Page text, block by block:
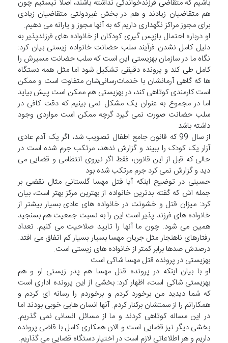
باشیم که متقاضی فرزندخواندگی نداشته باشند، اصلا نیستیم چون
هم متقاضیان زیادند و هم در بخش غیردولتی متقاضیان زیادی
برای مجوز مراکز نگهداری داریم که به آنها مجوز و یارانه می دهیم.
او درباره احتمال بازپس گیری کودکان از خانواده های فرزندپذیر به
دلیل کامل نشدن فرآیند سلب حضانت خانواده زیستی بیان کرد:
نگاه ما در سازمان بهزیستی این است که سلب حضانت مسیرش را
کامل طی کند و پرونده دقیقی تشکیل شود اما مثل همه دستگاه
ها که گاهی آرمانشان با خدمات‌رسانی‌شان متفاوت است و ممکن
است کارمندی کوتاهی کند، در بهزیستی هم ممکن است پیش بیاید
اما در مجموع به عنوان یک مشکل نمی بینیم که دقت کافی در
سلب حضانت صورت نمی گیرد گرچه ممکن است مواردی وجود
داشته باشد.
از سال 99 که قانون جامع اطفال تصویب شد، اگر یک آدم عادی
آزار یک کودک را ببیند و گزارش ندهد، مرتکب جرم شده است در
حالی که قبل از این قانون، فقط اگر نیروی انتظامی و قضایی می
دید و گزارش نمی کرد جرم مرتکب شده بود
حسینی در توضیح اینکه آیا قتل مهسا گلستانی مثال نقضی بر
جمله اش که گفته بدترین خانواده از بهترین مرکز بهتر است، بیان
کرد: میزان قتل و خشونت در خانواده های عادی بسیار بیشتر از
خانواده های فرزند پذیر است این را به نسبت جمعیت هم بسنجید
همین می شود. چون ما آنها را تایید صلاحیت می کنیم. تعداد
رفتارهای ناهنجار مثل جریان مهسا بسیار بسیار کم اتفاق می افتد.
درصدش صدها برابر کمتر از خانواده های زیستی است.
بهزیستی در پرونده قتل مهسا شاکی است
او با بیان اینکه در پرونده قتل مهسا هم پدر زیستی او و هم
بهزیستی شاکی است، اظهار کرد: بخشی از این پرونده اداری است
که شما دیدید من برخورد کردم و برخوردم را رسانه ای کردم و
همکارانم را از سمتشان برکنار کردم. آنها انسان هایی خوبی بودند اما
در این مساله کوتاهی کردند و ما از مسائل انسانی نمی گذریم.
بخشی دیگر نیز قضایی است و الان همکاری کامل با قاضی پرونده
داریم و هر اطلاعاتی لازم است در اختیار دستگاه قضایی می گذاریم.